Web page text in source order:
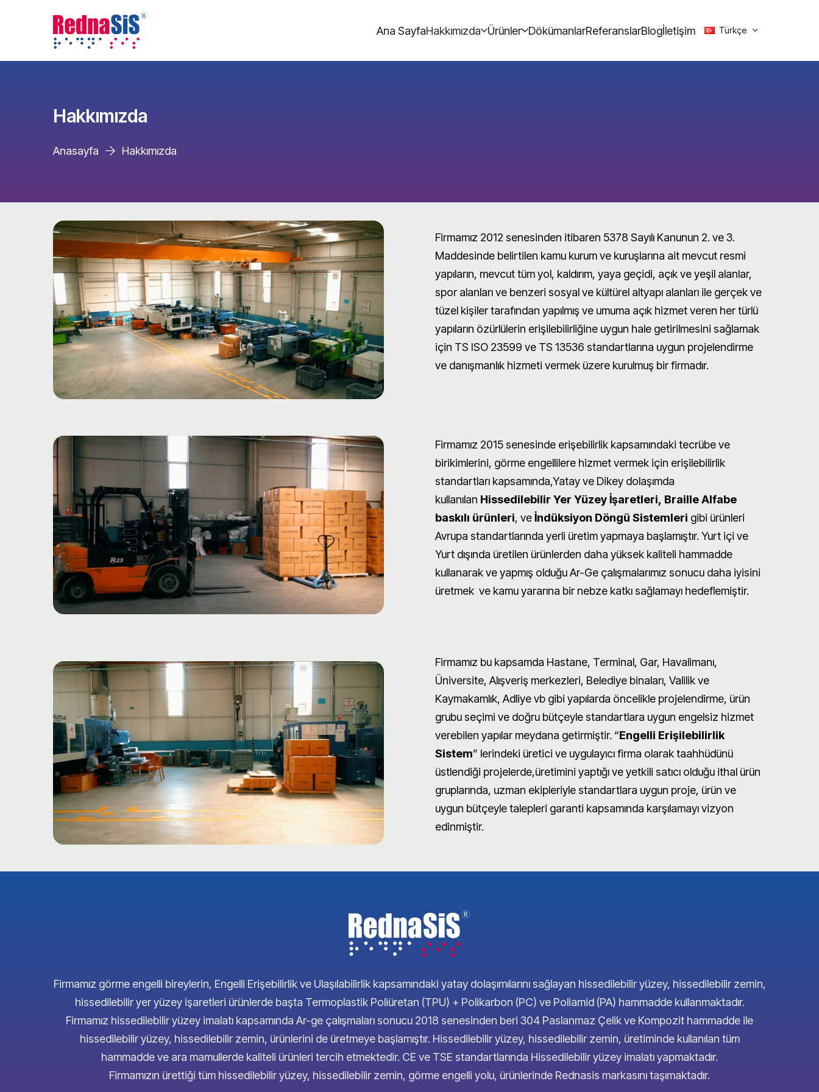
Ana SayfaHakkımızda Ürünler DökümanlarReferanslarBlogİletişim Türkçe
Hakkımızda
Anasayfa Hakkımızda
Firmamız 2012 senesinden itibaren 5378 Sayılı Kanunun 2. ve 3.
Maddesinde belirtilen kamu kurum ve kuruşlarına ait mevcut resmi
yapıların, mevcut tüm yol, kaldırım, yaya geçidi, açık ve yeşil alanlar,
spor alanları ve benzeri sosyal ve kültürel altyapı alanları ile gerçek ve
tüzel kişiler tarafından yapılmış ve umuma açık hizmet veren her türlü
yapıların özürlülerin erişilebilirliğine uygun hale getirilmesini sağlamak
için TS ISO 23599 ve TS 13536 standartlarına uygun projelendirme
ve danışmanlık hizmeti vermek üzere kurulmuş bir firmadır.
Firmamız 2015 senesinde erişebilirlik kapsamındaki tecrübe ve
birikimlerini, görme engellilere hizmet vermek için erişilebilirlik
standartları kapsamında,Yatay ve Dikey dolaşımda
kullanılan Hissedilebilir Yer Yüzey İşaretleri, Braille Alfabe
baskılı ürünleri, veİndüksiyon Döngü Sistemleri gibi ürünleri
Avrupa standartlarında yerli üretim yapmaya başlamıştır. Yurt içi ve
Yurt dışında üretilen ürünlerden daha yüksek kaliteli hammadde
kullanarak ve yapmış olduğu Ar-Ge çalışmalarımız sonucu daha iyisini
üretmek ve kamu yararına bir nebze katkı sağlamayı hedeflemiştir.
Firmamız bu kapsamda Hastane, Terminal, Gar, Havalimanı,
Üniversite, Alışveriş merkezleri, Belediye binaları, Valilik ve
Kaymakamlık, Adliye vb gibi yapılarda öncelikle projelendirme, ürün
grubu seçimi ve doğru bütçeyle standartlara uygun engelsiz hizmet
verebilen yapılar meydana getirmiştir. “Engelli Erişilebilirlik
Sistem” lerindeki üretici ve uygulayıcı firma olarak taahhüdünü
üstlendiği projelerde,üretimini yaptığı ve yetkili satıcı olduğu ithal ürün
gruplarında, uzman ekipleriyle standartlara uygun proje, ürün ve
uygun bütçeyle talepleri garanti kapsamında karşılamayı vizyon
edinmiştir.
Firmamız görme engelli bireylerin, Engelli Erişebilirlik ve Ulaşılabilirlik kapsamındaki yatay dolaşımılarını sağlayan hissedilebilir yüzey, hissedilebilir zemin,
hissedilebilir yer yüzey işaretleri ürünlerde başta Termoplastik Poliüretan (TPU) + Polikarbon (PC) ve Poliamid (PA) hammadde kullanmaktadır.
Firmamız hissedilebilir yüzey imalatı kapsamında Ar-ge çalışmaları sonucu 2018 senesinden beri 304 Paslanmaz Çelik ve Kompozit hammadde ile
hissedilebilir yüzey, hissedilebilir zemin, ürünlerini de üretmeye başlamıştır. Hissedilebilir yüzey, hissedilebilir zemin, üretiminde kullanılan tüm
hammadde ve ara mamullerde kaliteli ürünleri tercih etmektedir. CE ve TSE standartlarında Hissedilebilir yüzey imalatı yapmaktadır.
Firmamızın ürettiği tüm hissedilebilir yüzey, hissedilebilir zemin, görme engelli yolu, ürünlerinde Rednasis markasını taşımaktadır.